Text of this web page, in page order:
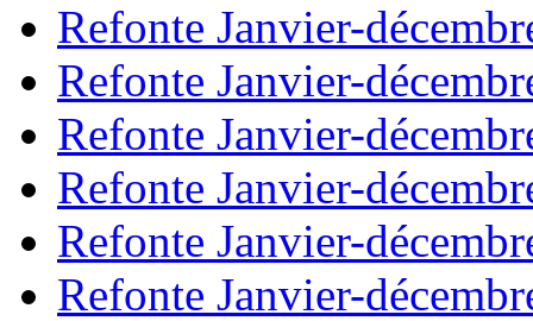
Refonte Janvier-
Refonte Janvier-
Refonte Janvier-
Refonte Janvier-
Refonte Janvier-
Refonte Janvier-